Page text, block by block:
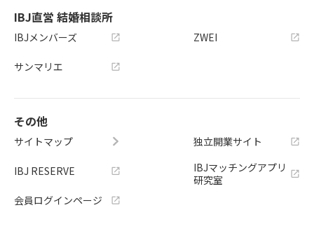
IBJ直営 結婚相談所
IBJメンバーズ
サンマリエ
ZWEI
その他
サイトマップ
IBJ RESERVE
会員ログインページ
独立開業サイト
IBJマッチングアプリ
研究室